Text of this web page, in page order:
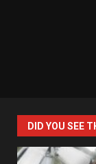
DID YOU SEE